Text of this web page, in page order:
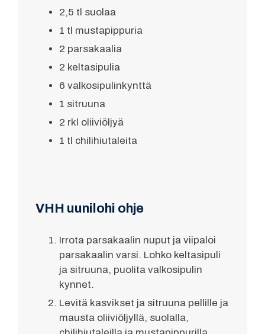
2,5 tl suolaa
1 tl mustapippuria
2 parsakaalia
2 keltasipulia
6 valkosipulinkynttä
1 sitruuna
2 rkl oliiviöljyä
1 tl chilihiutaleita
VHH uunilohi ohje
Irrota parsakaalin nuput ja viipaloi
parsakaalin varsi. Lohko keltasipuli
ja sitruuna, puolita valkosipulin
kynnet.
Levitä kasvikset ja sitruuna pellille ja
mausta oliiviöljyllä, suolalla,